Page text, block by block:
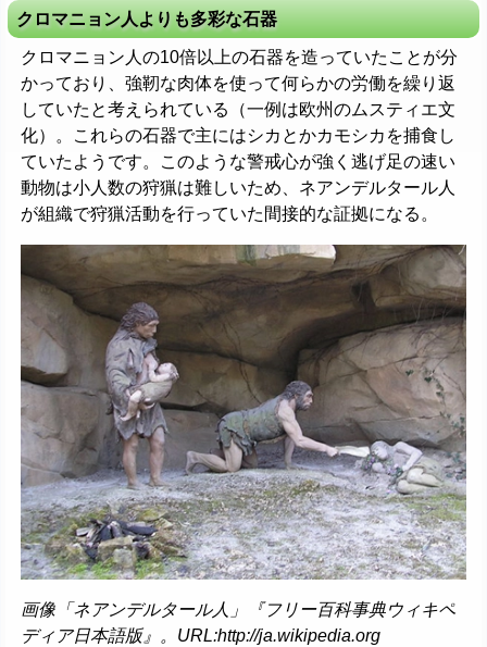
クロマニョン人よりも多彩な石器
クロマニョン人の10倍以上の石器を造っていたことが分
かっており、強靭な肉体を使って何らかの労働を繰り返
していたと考えられている（一例は欧州のムスティエ文
化）。これらの石器で主にはシカとかカモシカを捕食し
ていたようです。このような警戒心が強く逃げ足の速い
動物は小人数の狩猟は難しいため、ネアンデルタール人
が組織で狩猟活動を行っていた間接的な証拠になる。
画像「ネアンデルタール人」『フリー百科事典ウィキペ
ディア日本語版』。URL:http://ja.wikipedia.org